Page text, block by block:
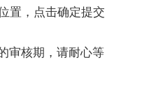
置，点击确定提交
审核期，请耐心等